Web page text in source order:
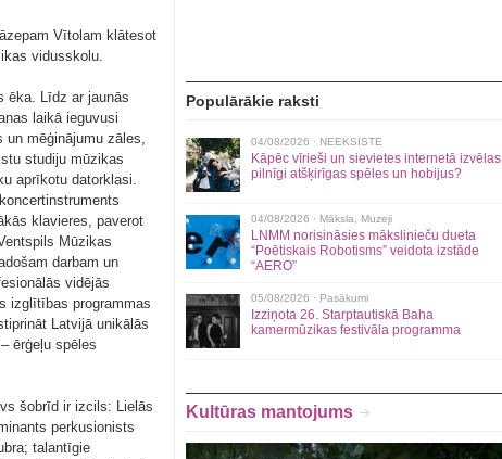
Vītolam klātesot
vidusskolu.
ēka. Līdz ar jaunās
laikā ieguvusi
mēģinājumu zāles,
studiju mūzikas
aprīkotu datorklasi.
klavieres, paverot
Mūzikas
darbam un
vidējās
izglītības programmas
Latvijā unikālās
ērģeļu spēles
šobrīd ir izcils: Lielās
perkusionists
talantīgie
Populārākie raksti
04/08/2026 · NEEKSISTE
Kāpēc vīrieši un sievietes internetā izvēlas
pilnīgi atšķirīgas spēles un hobijus?
04/08/2026 · Māksla Muzeji
LNMM norisināsies mākslinieču dueta
“Poētiskais Robotisms” veidota izstāde
“AERO”
05/08/2026 · Pasākumi
Izziņota 26. Starptautiskā Baha
kamermūzikas festivāla programma
Kultūras mantojums